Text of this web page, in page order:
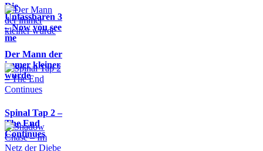
Die
Unfassbaren 3
– Now you see
me
Der Mann der
immer kleiner
wurde
Spinal Tap 2 –
The End
Continues